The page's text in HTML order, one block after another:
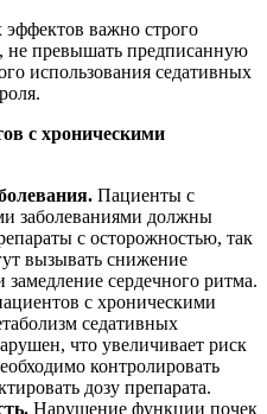
важно строго
не превышать предписанную
использования седативных
с хроническими
Пациенты с
заболеваниями должны
с осторожностью, так
вызывать снижение
замедление сердечного ритма.
с хроническими
седативных
что увеличивает риск
контролировать
дозу препарата.
Нарушение функции почек